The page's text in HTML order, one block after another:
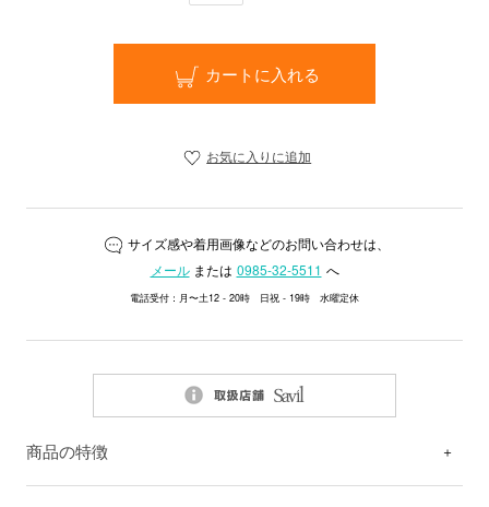
カートに入れる
お気に入りに追加
サイズ感や着用画像などのお問い合わせは、
メールまたは 0985-32-5511 へ
電話受付：月〜土12 - 20時 日祝 - 19時 水曜定休
商品の特徴